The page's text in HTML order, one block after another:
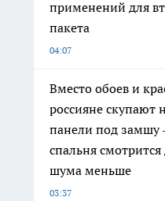
применений для
пакета
04:07
Вместо обоев и
россияне скупают
панели под
спальня
шума меньше
03:37